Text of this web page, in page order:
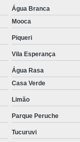
Água Branca
Mooca
Piqueri
Vila Esperança
Água Rasa
Casa Verde
Limão
Parque Peruche
Tucuruvi